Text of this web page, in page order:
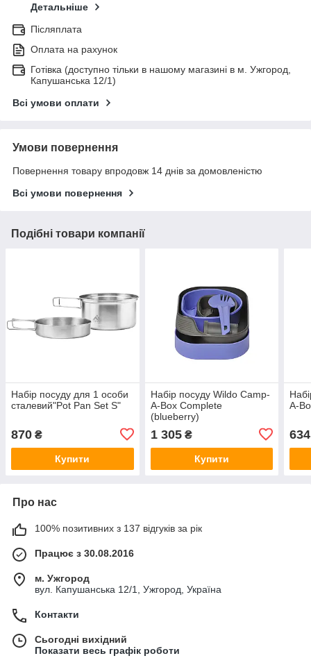
Детальніше
Післяплата
Оплата на рахунок
Готівка (доступно тільки в нашому магазині в м. Ужгород,
Капушанська 12/1)
Всі умови оплати
Умови повернення
Повернення товару впродовж 14 днів за домовленістю
Всі умови повернення
Подібні товари компанії
Набір посуду для 1 особи
сталевий"Pot Pan Set S"
870 ₴
Купити
Набір посуду Wildo Camp-
A-Box Complete
(blueberry)
1 305₴
Купити
A-
634
Про нас
100% позитивних з 137 відгуків за рік
Працює з 30.08.2016
м. Ужгород
вул. Капушанська 12/1, Ужгород, Україна
Контакти
Сьогодні вихідний
Показати весь графік роботи